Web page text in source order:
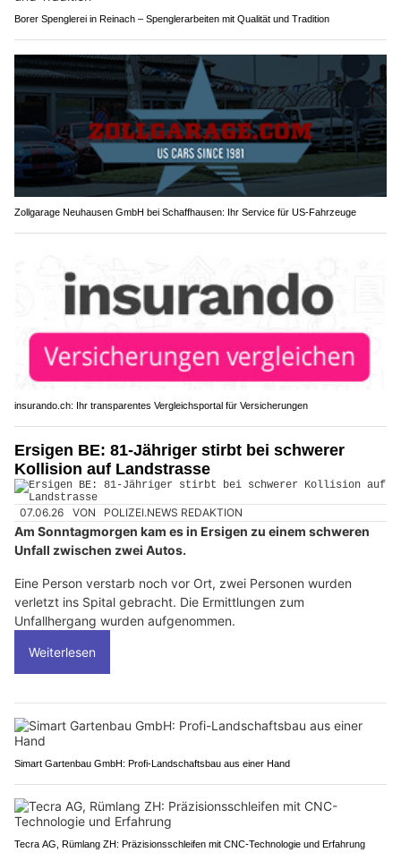
Borer Spenglerei in Reinach – Spenglerarbeiten mit Qualität und Tradition
Zollgarage Neuhausen GmbH bei Schaffhausen: Ihr Service für US-Fahrzeuge
insurando.ch: Ihr transparentes Vergleichsportal für Versicherungen
Ersigen BE: 81-Jähriger stirbt bei schwerer
Kollision auf Landstrasse
07.06.26 VON POLIZEI.NEWS REDAKTION
Am Sonntagmorgen kam es in Ersigen zu einem schweren
Unfall zwischen zwei Autos.
Eine Person verstarb noch vor Ort, zwei Personen wurden
verletzt ins Spital gebracht. Die Ermittlungen zum
Unfallhergang wurden aufgenommen.
Weiterlesen
Simart Gartenbau GmbH: Profi-Landschaftsbau aus einer Hand
Tecra AG, Rümlang ZH: Präzisionsschleifen mit CNC-Technologie und Erfahrung